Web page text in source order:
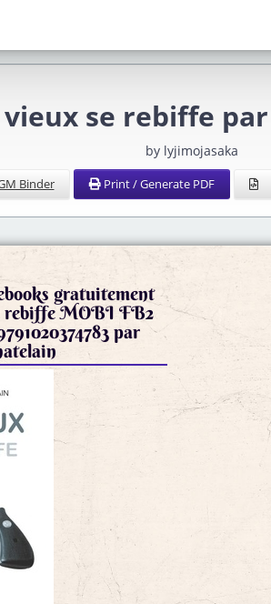
se rebiffe
by lyjimojasaka
Binder Print / Generate PDF
gratuitement
rebiffe MOBI FB2
par